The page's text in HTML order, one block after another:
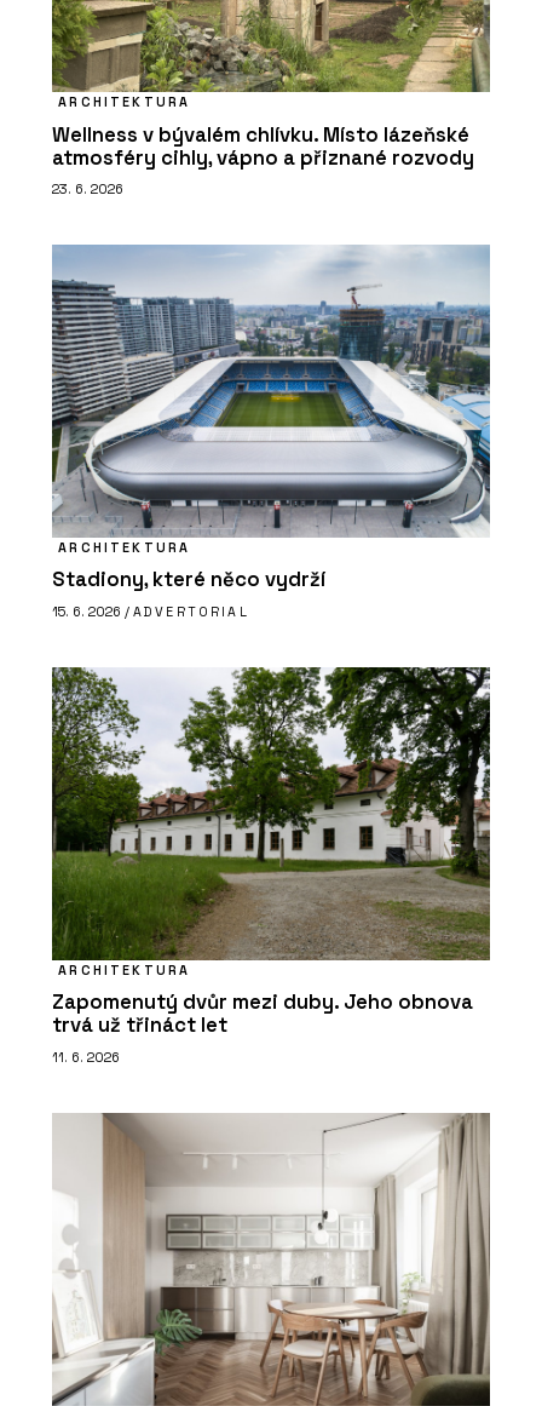
ARCHITEKTURA
Wellness v bývalém chlívku. Místo lázeňské
atmosféry cihly, vápno a přiznané rozvody
23. 6. 2026
ARCHITEKTURA
Stadiony, které něco vydrží
15. 6. 2026 / ADVERTORIAL
ARCHITEKTURA
Zapomenutý dvůr mezi duby. Jeho obnova
trvá už třináct let
11. 6. 2026